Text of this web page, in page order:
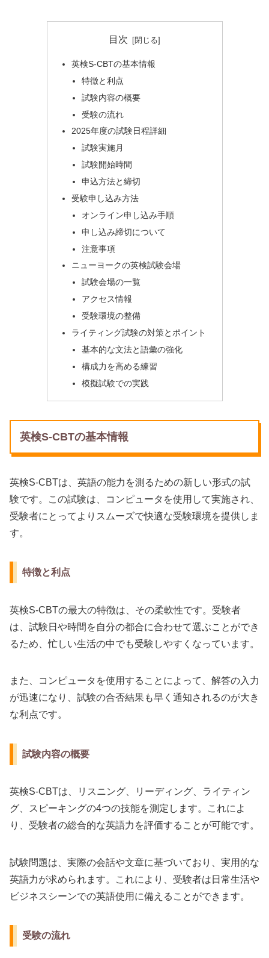
目次
英検S-CBTの基本情報
特徴と利点
試験内容の概要
受験の流れ
2025年度の試験日程詳細
試験実施月
試験開始時間
申込方法と締切
受験申し込み方法
オンライン申し込み手順
申し込み締切について
注意事項
ニューヨークの英検試験会場
試験会場の一覧
アクセス情報
受験環境の整備
ライティング試験の対策とポイント
基本的な文法と語彙の強化
構成力を高める練習
模擬試験での実践
英検S-CBTの基本情報
英検S-CBTは、英語の能力を測るための新しい形式の試
験です。この試験は、コンピュータを使用して実施され、
受験者にとってよりスムーズで快適な受験環境を提供しま
す。
特徴と利点
英検S-CBTの最大の特徴は、その柔軟性です。受験者
は、試験日や時間を自分の都合に合わせて選ぶことができ
るため、忙しい生活の中でも受験しやすくなっています。
また、コンピュータを使用することによって、解答の入力
が迅速になり、試験の合否結果も早く通知されるのが大き
な利点です。
試験内容の概要
英検S-CBTは、リスニング、リーディング、ライティン
グ、スピーキングの4つの技能を測定します。これによ
り、受験者の総合的な英語力を評価することが可能です。
試験問題は、実際の会話や文章に基づいており、実用的な
英語力が求められます。これにより、受験者は日常生活や
ビジネスシーンでの英語使用に備えることができます。
受験の流れ